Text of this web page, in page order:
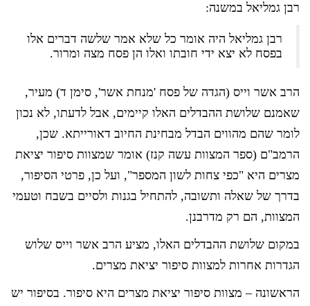
רבן גמליאל במשנה:
רבן גמליאל היה אומר כל שלא אמר שלשה דברים אלו
בפסח לא יצא ידי חובתו ואלו הן פסח מצה ומרור.
הרב אשר וייס (הגדה של פסח 'מנחת אשר', סימן ד) מעיר,
שאמנם שלושת ההבדלים האלו קיימים, אבל לדעתו, לא נכון
לומר שהם מהווים הבדל מבחינת החיוב דאורייתא. שכן,
הרמב"ם (ספר המצוות עשה קנז) אומר שמצוות סיפור יציאת
מצרים היא "כפי צחות לשון המספר", ועל כן, פרטי הסיפור,
בדרך של שאלה ותשובה, להתחיל בגנות ולסיים בשבח וטעמי
המצוות, הם רק מדרבנן.
במקום שלושת ההבדלים האלו, מציע הרב אשר וייס שלוש
הגדרות אחרות למצוות סיפור יציאת מצרים.
הראשונה – מצוות סיפור יציאת מצרים היא סיפור. בסיפור יש